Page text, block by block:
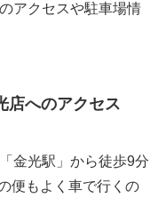
アクセスや駐車場情
店へのアクセス
金光駅」から徒歩9分
便もよく車で行くの